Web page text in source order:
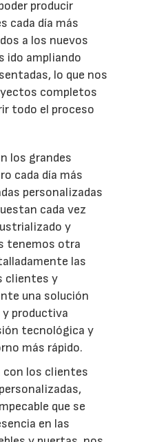
producir
cada día más
a los nuevos
ido ampliando
lo que nos
completos
todo el proceso
los grandes
cada día más
personalizadas
cada vez
y
tenemos otra
las
clientes y
una solución
y productiva
tecnológica y
más rápido.
con los clientes
que se
en las